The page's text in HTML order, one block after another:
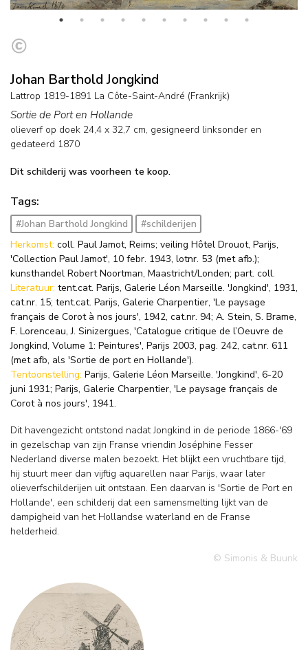
Johan Barthold Jongkind
Lattrop 1819-1891 La Côte-Saint-André (Frankrijk)
Sortie de Port en Hollande
olieverf op doek 24,4 x 32,7 cm, gesigneerd linksonder en
gedateerd 1870
Dit schilderij was voorheen te koop.
Tags:
#Johan Barthold Jongkind
#schilderijen
Herkomst: coll. Paul Jamot, Reims; veiling Hôtel Drouot, Parijs,
'Collection Paul Jamot', 10 febr. 1943, lotnr. 53 (met afb.);
kunsthandel Robert Noortman, Maastricht/Londen; part. coll.
Literatuur: tent.cat. Parijs, Galerie Léon Marseille. 'Jongkind', 1931,
cat.nr. 15; tent.cat. Parijs, Galerie Charpentier, 'Le paysage
français de Corot à nos jours', 1942, cat.nr. 94; A. Stein, S. Brame,
F. Lorenceau, J. Sinizergues, 'Catalogue critique de l’Oeuvre de
Jongkind, Volume 1: Peintures', Parijs 2003, pag. 242, cat.nr. 611
(met afb, als 'Sortie de port en Hollande').
Tentoonstelling: Parijs, Galerie Léon Marseille. 'Jongkind', 6-20
juni 1931; Parijs, Galerie Charpentier, 'Le paysage français de
Corot à nos jours', 1941.
Dit havengezicht ontstond nadat Jongkind in de periode 1866-'69
in gezelschap van zijn Franse vriendin Joséphine Fesser
Nederland diverse malen bezoekt. Het blijkt een vruchtbare tijd,
hij stuurt meer dan vijftig aquarellen naar Parijs, waar later
olieverfschilderijen uit ontstaan. Een daarvan is 'Sortie de Port en
Hollande', een schilderij dat een samensmelting lijkt van de
dampigheid van het Hollandse waterland en de Franse
helderheid.
© Simonis & Buunk